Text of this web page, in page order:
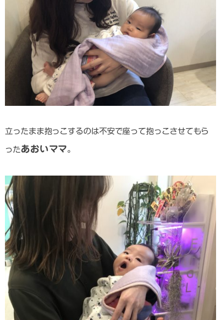
立ったまま抱っこするのは不安で座って抱っこさせてもら
ったあおいママ。